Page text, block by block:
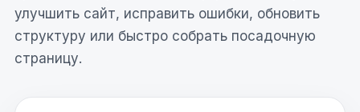
улучшить сайт, исправить ошибки, обновить
структуру или быстро собрать посадочную
страницу.